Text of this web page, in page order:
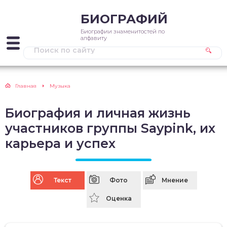
БИОГРАФИЙ
Биографии знаменитостей по
алфавиту
Главная Музыка
Биография и личная жизнь
участников группы Saypink, их
карьера и успех
Текст Фото Мнение
Оценка